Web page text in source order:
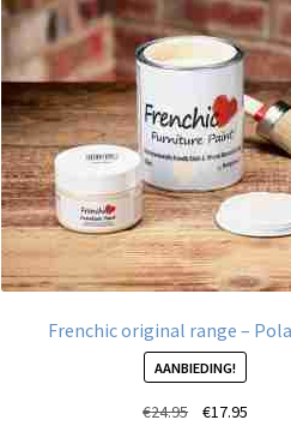
Frenchic original range –
AANBIEDING!
€24.95 €17.95Huidige